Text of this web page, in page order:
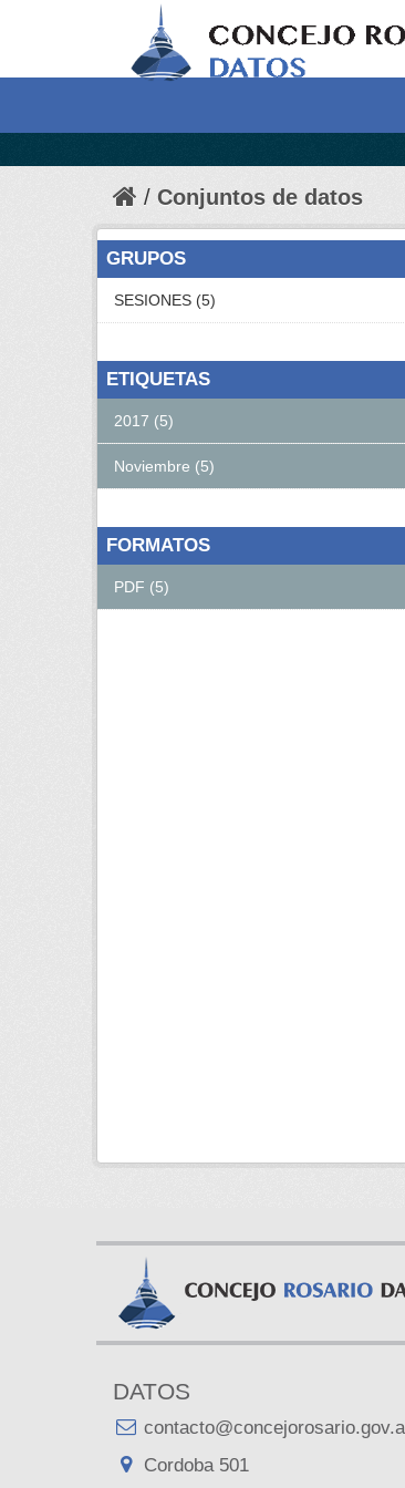
Conjuntos de datos
GRUPOS
SESIONES (5)
ETIQUETAS
2017 (5)
Noviembre (5)
FORMATOS
PDF (5)
DATOS
Cordoba 501